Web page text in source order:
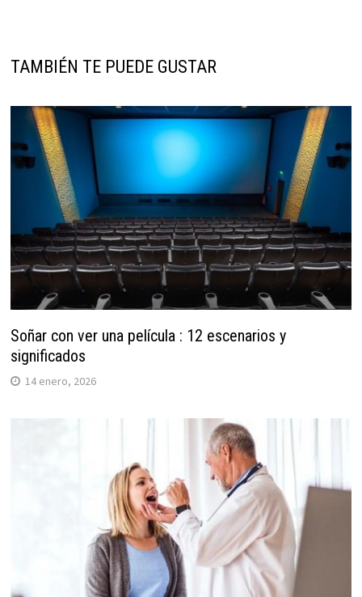
TAMBIÉN TE PUEDE GUSTAR
Soñar con ver una película : 12 escenarios y
significados
14 enero, 2026